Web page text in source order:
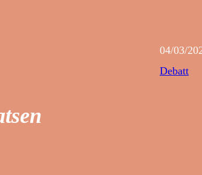
04/03/
Debatt